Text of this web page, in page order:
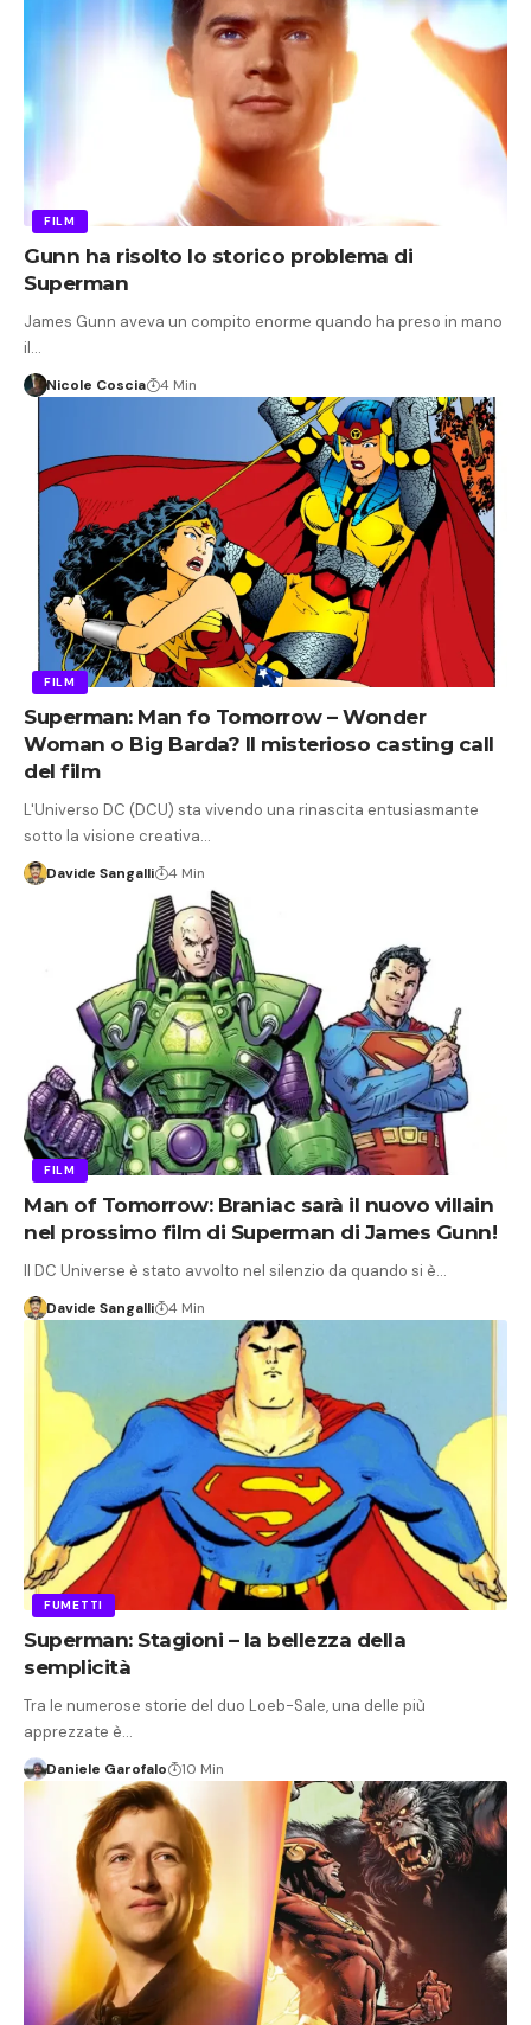
FILM
Gunn ha risolto lo storico problema di
Superman
James Gunn aveva un compito enorme quando ha preso in mano
il…
Nicole Coscia 4 Min
FILM
Superman: Man fo Tomorrow – Wonder
Woman o Big Barda? Il misterioso casting call
del film
L'Universo DC (DCU) sta vivendo una rinascita entusiasmante
sotto la visione creativa…
Davide Sangalli 4 Min
FILM
Man of Tomorrow: Braniac sarà il nuovo villain
nel prossimo film di Superman di James Gunn!
Il DC Universe è stato avvolto nel silenzio da quando si è…
Davide Sangalli 4 Min
FUMETTI
Superman: Stagioni – la bellezza della
semplicità
Tra le numerose storie del duo Loeb-Sale, una delle più
apprezzate è…
Daniele Garofalo 10 Min